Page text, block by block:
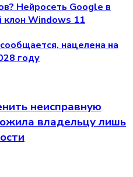
Нейросеть Google в
клон Windows 11
нацелена на
году
неисправную
владельцу лишь